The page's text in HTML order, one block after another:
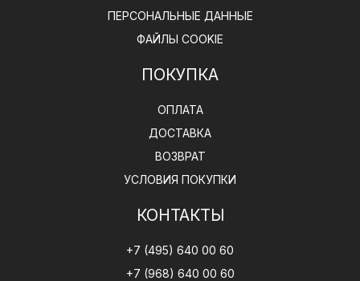
ПЕРСОНАЛЬНЫЕ ДАННЫЕ
ФАЙЛЫ COOKIE
ПОКУПКА
ОПЛАТА
ДОСТАВКА
ВОЗВРАТ
УСЛОВИЯ ПОКУПКИ
КОНТАКТЫ
+7 (495) 640 00 60
+7 (968) 640 00 60